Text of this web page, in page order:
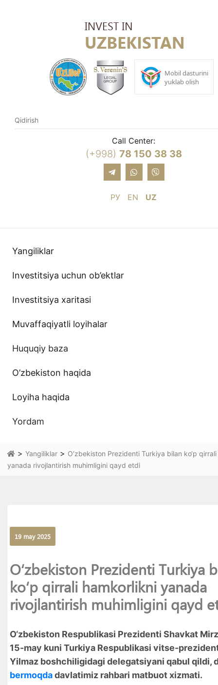
Call Center:
(+998) 78 150 38 38
РУ EN UZ
Yangiliklar
Investitsiya uchun ob’ektlar
Investitsiya xaritasi
Muvaffaqiyatli loyihalar
Huquqiy baza
O’zbekiston haqida
Loyiha haqida
Yordam
> Yangiliklar > O‘zbekiston Prezidenti Turkiya bilan ko‘p
yanada rivojlantirish muhimligini qayd etdi
19 may 2025
O‘zbekiston Prezidenti Turkiya
ko‘p qirrali hamkorlikni yanada
rivojlantirish muhimligini qayd
O‘zbekiston Respublikasi Prezidenti Shavkat
15-may kuni Turkiya Respublikasi vitse-
Yilmaz boshchiligidagi delegatsiyani qabul qildi,
bermoqdadavlatimiz rahbari matbuot xizmati.